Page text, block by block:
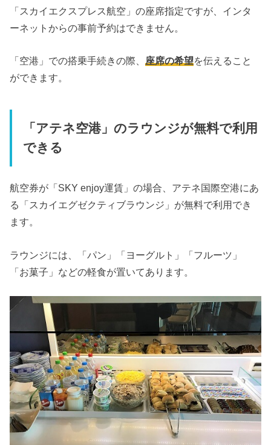
「スカイエクスプレス航空」の座席指定ですが、インタ
ーネットからの事前予約はできません。
「空港」での搭乗手続きの際、座席の希望を伝えること
ができます。
「アテネ空港」のラウンジが無料で利用
できる
航空券が「SKY enjoy運賃」の場合、アテネ国際空港にあ
る「スカイエグゼクティブラウンジ」が無料で利用でき
ます。
ラウンジには、「パン」「ヨーグルト」「フルーツ」
「お菓子」などの軽食が置いてあります。